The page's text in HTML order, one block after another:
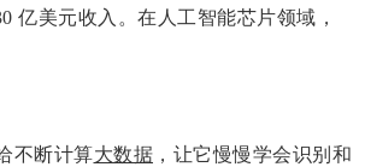
亿美元收入。在人工智能芯片领域，
不断计算大数据 ，让它慢慢学会识别和